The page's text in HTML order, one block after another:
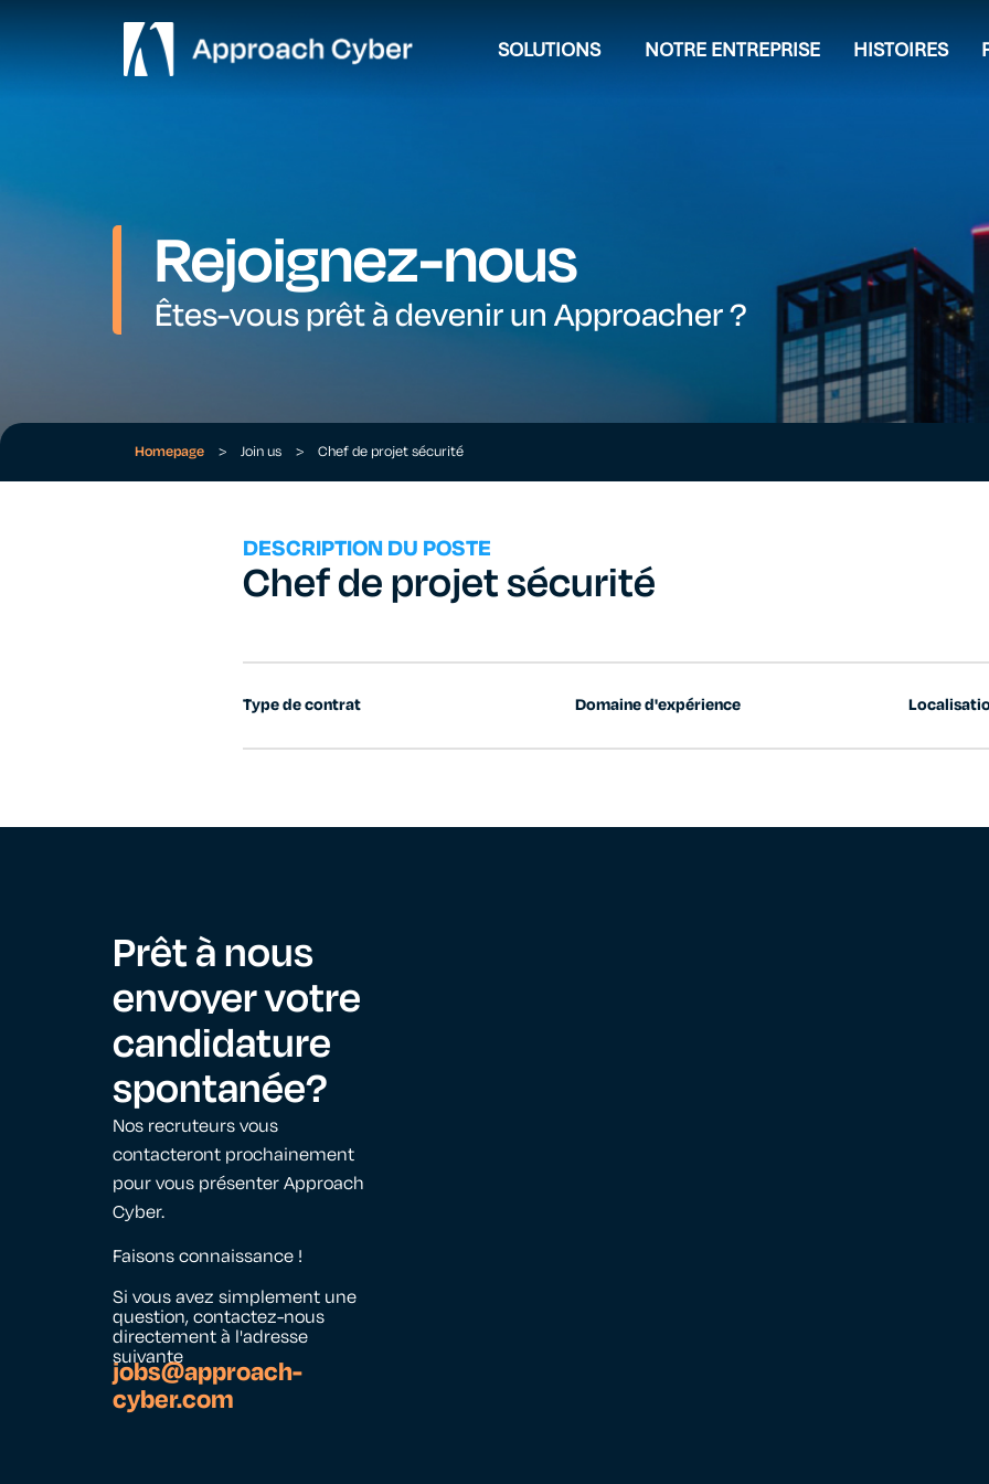
SOLUTIONS NOTRE ENTREPRISE HISTOIRES
Rejoignez-nous
Êtes-vous prêt à devenir un Approacher ?
Homepage > Join us > Chef de projet sécurité
DESCRIPTION DU POSTE
Chef de projet sécurité
Type de contrat Domaine d'expérience
Prêt à nous
envoyer votre
candidature
spontanée?
Nos recruteurs vous
contacteront prochainement
pour vous présenter Approach
Cyber.
Faisons connaissance !
Si vous avez simplement une
question, contactez-nous
directement à l'adresse
suivante
jobs@approach-
cyber.com